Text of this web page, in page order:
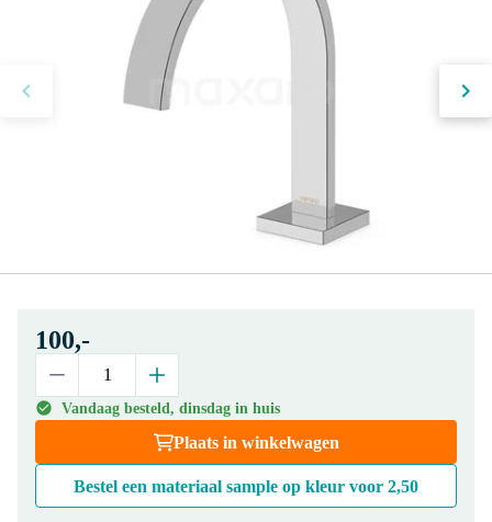
100,-
Vandaag besteld, dinsdag in huis
Plaats in winkelwagen
Bestel een materiaal sample op kleur voor 2,50